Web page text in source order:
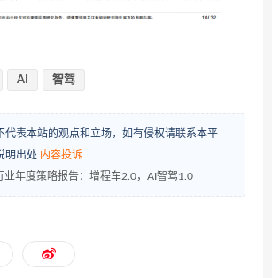
AI 智驾
代表本站的观点和立场，如有侵权请联系本平
明出处 内容投诉
业年度策略报告：增程车2.0，AI智驾1.0